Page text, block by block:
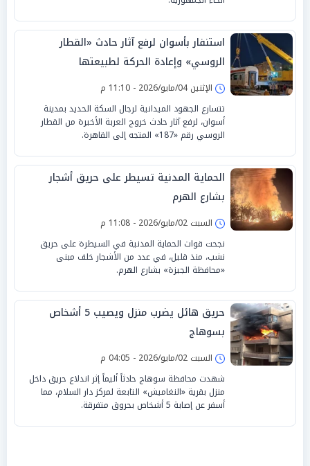
استنفار بأسوان لرفع آثار حادث «القطار
الروسي» وإعادة الحركة لطبيعتها
الإثنين 04/مايو/2026 - 11:10 م
تتسارع الجهود الميدانية لرجال السكة الحديد بمدينة
أسوان، لرفع آثار حادث خروج العربة الأخيرة من القطار
الروسي رقم «187» المتجه إلى القاهرة.
الحماية المدنية تسيطر على حريق أشجار
بشارع الهرم
السبت 02/مايو/2026 - 11:08 م
نجحت قوات الحماية المدنية في السيطرة على حريق
نشب، منذ قليل، في عدد من الأشجار خلف مبنى
«محافظة الجيزة» بشارع الهرم.
حريق هائل يضرب منزل ويصيب 5 أشخاص
بسوهاج
السبت 02/مايو/2026 - 04:05 م
شهدت محافظة سوهاج حادثاً أليماً إثر اندلاع حريق داخل
منزل بقرية «النغاميش» التابعة لمركز دار السلام، مما
أسفر عن إصابة 5 أشخاص بحروق متفرقة.